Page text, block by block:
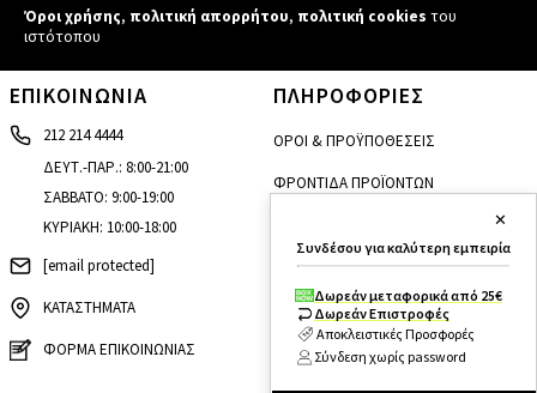
Όροι χρήσης, πολιτική απορρήτου, πολιτική cookies του
ιστότοπου
ΕΠΙΚΟΙΝΩΝΙΑ
212 214 4444
ΔΕΥΤ.-ΠΑΡ.: 8:00-21:00
ΣΑΒΒΑΤΟ: 9:00-19:00
ΚΥΡΙΑΚΗ: 10:00-18:00
[email protected]
ΚΑΤΑΣΤΗΜΑΤΑ
ΦΟΡΜΑ ΕΠΙΚΟΙΝΩΝΙΑΣ
ΠΛΗΡΟΦΟΡΙΕΣ
ΟΡΟΙ & ΠΡΟΫΠΟΘΕΣΕΙΣ
ΦΡΟΝΤΙΔΑ ΠΡΟΪΟΝΤΩΝ
ΠΟΛΙΤΙΚΗ COOKIES
ΔΗΛΩΣΗ ΠΡΟΣΒΑΣΙΜΟΤΗΤΑΣ
ΟΔΗΓΟΣ ΜΕΓΕΘΩΝ
✕
Συνδέσου για καλύτερη εμπειρία
Δωρεάν μεταφορικά από 25€
Δωρεάν Επιστροφές
Αποκλειστικές Προσφορές
Σύνδεση χωρίς password